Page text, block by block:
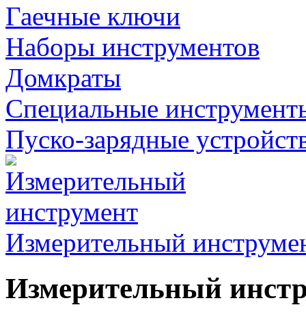
Гаечные ключи
Наборы инструментов
Домкраты
Специальные
Пуско-зарядные
Измерительный
Измерительный